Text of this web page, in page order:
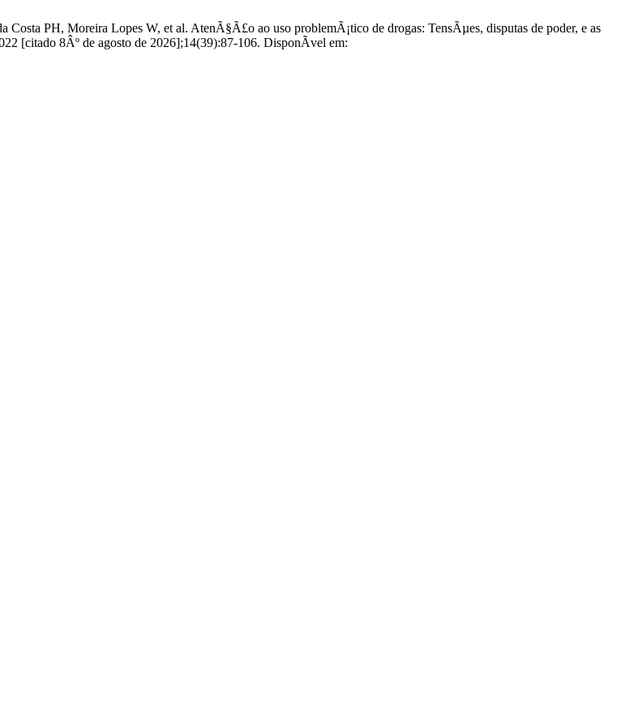
PH, Moreira Lopes W, et al. AtenÃ§Ã£o ao uso problemÃ¡tico de drogas: TensÃµes, disputas de poder, e as
[citado 8Âº de agosto de 2026];14(39):87-106. DisponÃ­vel em: